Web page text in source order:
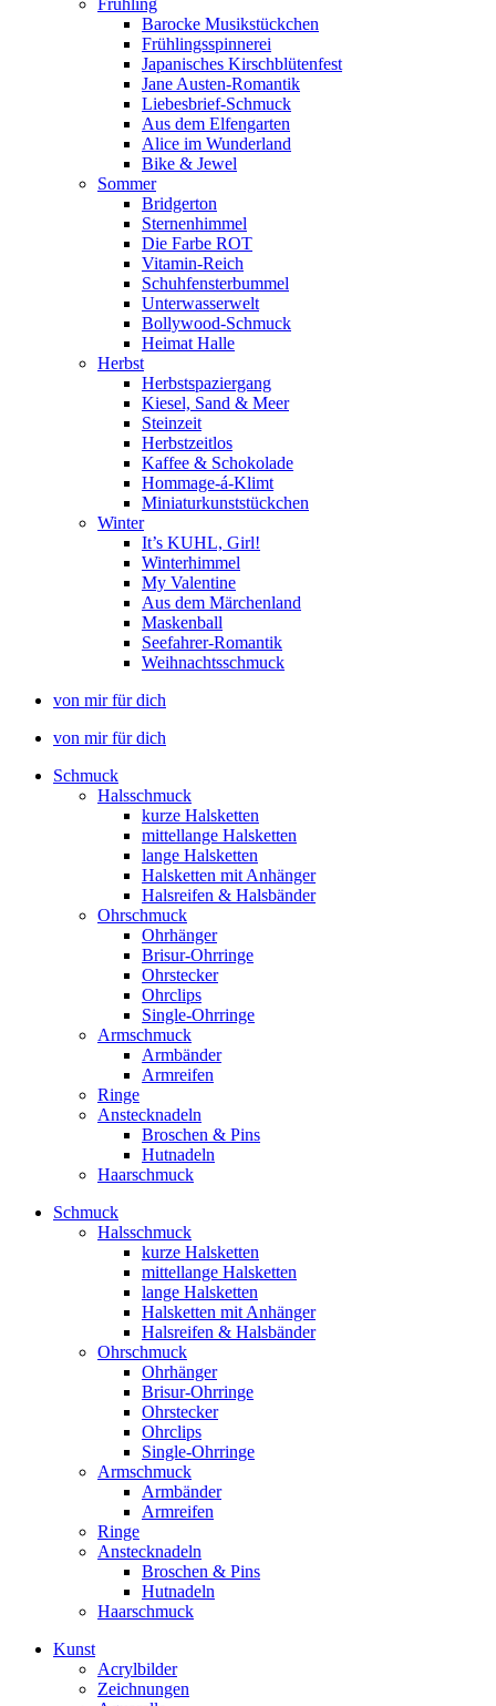
Frühling
Barocke Musikstückchen
Frühlingsspinnerei
Japanisches Kirschblütenfest
Jane Austen-Romantik
Liebesbrief-Schmuck
Aus dem Elfengarten
Alice im Wunderland
Bike & Jewel
Sommer
Bridgerton
Sternenhimmel
Die Farbe ROT
Vitamin-Reich
Schuhfensterbummel
Unterwasserwelt
Bollywood-Schmuck
Heimat Halle
Herbst
Herbstspaziergang
Kiesel, Sand & Meer
Steinzeit
Herbstzeitlos
Kaffee & Schokolade
Hommage-á-Klimt
Miniaturkunststückchen
Winter
It’s KUHL, Girl!
Winterhimmel
My Valentine
Aus dem Märchenland
Maskenball
Seefahrer-Romantik
Weihnachtsschmuck
von mir für dich
von mir für dich
Schmuck
Halsschmuck
kurze Halsketten
mittellange Halsketten
lange Halsketten
Halsketten mit Anhänger
Halsreifen & Halsbänder
Ohrschmuck
Ohrhänger
Brisur-Ohrringe
Ohrstecker
Ohrclips
Single-Ohrringe
Armschmuck
Armbänder
Armreifen
Ringe
Anstecknadeln
Broschen & Pins
Hutnadeln
Haarschmuck
Schmuck
Halsschmuck
kurze Halsketten
mittellange Halsketten
lange Halsketten
Halsketten mit Anhänger
Halsreifen & Halsbänder
Ohrschmuck
Ohrhänger
Brisur-Ohrringe
Ohrstecker
Ohrclips
Single-Ohrringe
Armschmuck
Armbänder
Armreifen
Ringe
Anstecknadeln
Broschen & Pins
Hutnadeln
Haarschmuck
Kunst
Acrylbilder
Zeichnungen